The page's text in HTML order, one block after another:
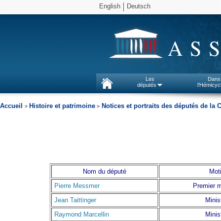
English Deutsch
Les
députés
Dans
Accueil > Histoire et patrimoine > Notices et portraits des députés de la
Nom du député
Pierre Messmer
Premier
Jean Taittinger
Raymond Marcellin